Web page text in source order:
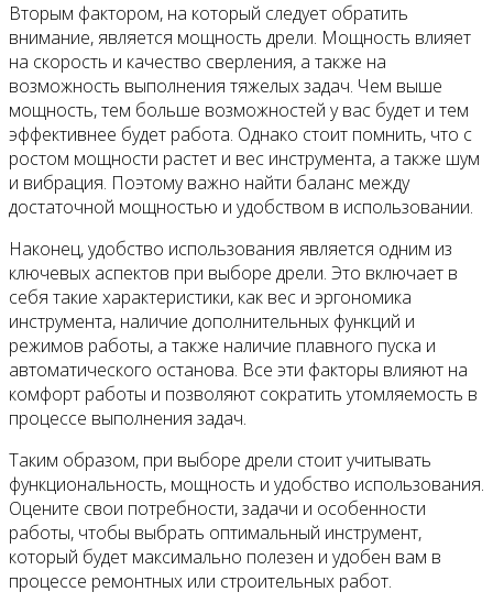
Вторым фактором, на который следует обратить
внимание, является мощность дрели. Мощность влияет
на скорость и качество сверления, а также на
возможность выполнения тяжелых задач. Чем выше
мощность, тем больше возможностей у вас будет и тем
эффективнее будет работа. Однако стоит помнить, что с
ростом мощности растет и вес инструмента, а также шум
и вибрация. Поэтому важно найти баланс между
достаточной мощностью и удобством в использовании.
Наконец, удобство использования является одним из
ключевых аспектов при выборе дрели. Это включает в
себя такие характеристики, как вес и эргономика
инструмента, наличие дополнительных функций и
режимов работы, а также наличие плавного пуска и
автоматического останова. Все эти факторы влияют на
комфорт работы и позволяют сократить утомляемость в
процессе выполнения задач.
Таким образом, при выборе дрели стоит учитывать
функциональность, мощность и удобство использования.
Оцените свои потребности, задачи и особенности
работы, чтобы выбрать оптимальный инструмент,
который будет максимально полезен и удобен вам в
процессе ремонтных или строительных работ.